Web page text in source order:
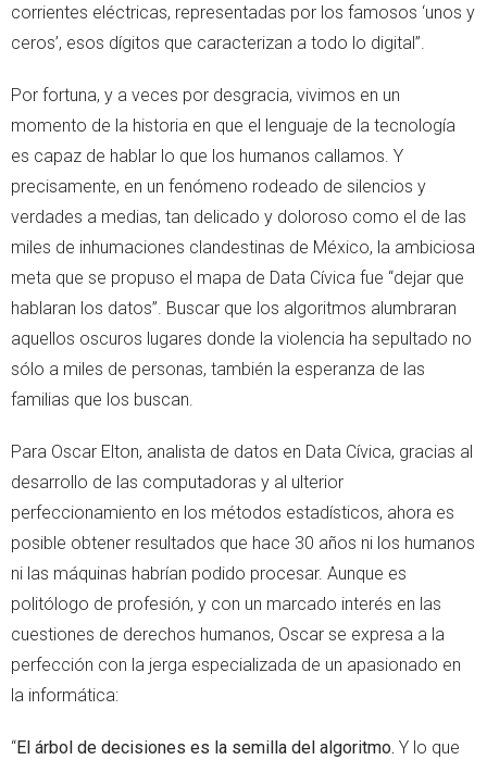
corrientes eléctricas, representadas por los famosos ‘unos y
ceros’, esos dígitos que caracterizan a todo lo digital”.
Por fortuna, y a veces por desgracia, vivimos en un
momento de la historia en que el lenguaje de la tecnología
es capaz de hablar lo que los humanos callamos. Y
precisamente, en un fenómeno rodeado de silencios y
verdades a medias, tan delicado y doloroso como el de las
miles de inhumaciones clandestinas de México, la ambiciosa
meta que se propuso el mapa de Data Cívica fue “dejar que
hablaran los datos”. Buscar que los algoritmos alumbraran
aquellos oscuros lugares donde la violencia ha sepultado no
sólo a miles de personas, también la esperanza de las
familias que los buscan.
Para Oscar Elton, analista de datos en Data Cívica, gracias al
desarrollo de las computadoras y al ulterior
perfeccionamiento en los métodos estadísticos, ahora es
posible obtener resultados que hace 30 años ni los humanos
ni las máquinas habrían podido procesar. Aunque es
politólogo de profesión, y con un marcado interés en las
cuestiones de derechos humanos, Oscar se expresa a la
perfección con la jerga especializada de un apasionado en
la informática:
“El árbol de decisiones es la semilla del algoritmo. Y lo que